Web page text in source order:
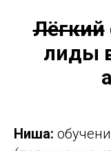
Лёгкий
лиды
Ниша: